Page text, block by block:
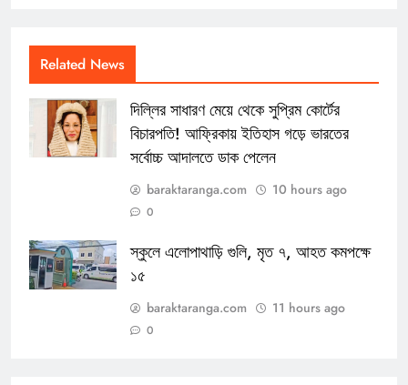
Related News
দিল্লির সাধারণ মেয়ে থেকে সুপ্রিম কোর্টের
বিচারপতি! আফ্রিকায় ইতিহাস গড়ে ভারতের
সর্বোচ্চ আদালতে ডাক পেলেন
baraktaranga.com 10 hours ago
0
স্কুলে এলোপাথাড়ি গুলি, মৃত ৭, আহত কমপক্ষে
১৫
baraktaranga.com 11 hours ago
0